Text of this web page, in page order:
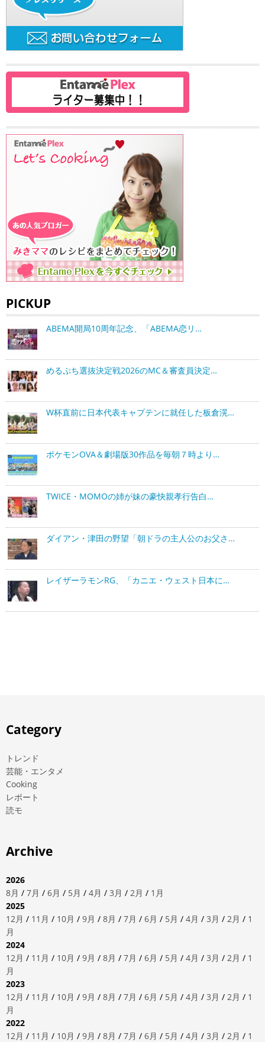
PICKUP
ABEMA開局10周年記念、「ABEMA恋リ…
めるぷち選抜決定戦2026のMC＆審査員決定…
W杯直前に日本代表キャプテンに就任した板倉滉…
ポケモンOVA＆劇場版30作品を毎朝７時より…
TWICE・MOMOの姉が妹の豪快親孝行告白…
ダイアン・津田の野望「朝ドラの主人公のお父さ…
レイザーラモンRG、「カニエ・ウェスト日本に…
Category
トレンド
芸能・エンタメ
Cooking
レポート
読モ
Archive
2026
8月 / 7月 / 6月 / 5月 / 4月 / 3月 / 2月 / 1月
2025
12月 / 11月 / 10月 / 9月 / 8月 / 7月 / 6月 / 5月 / 4月 / 3月 / 2月 / 1
月
2024
12月 / 11月 / 10月 / 9月 / 8月 / 7月 / 6月 / 5月 / 4月 / 3月 / 2月 / 1
月
2023
12月 / 11月 / 10月 / 9月 / 8月 / 7月 / 6月 / 5月 / 4月 / 3月 / 2月 / 1
月
2022
12月 / 11月 / 10月 / 9月 / 8月 / 7月 / 6月 / 5月 / 4月 / 3月 / 2月 / 1